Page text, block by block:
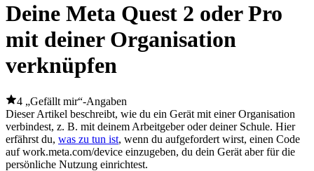
Deine Meta Quest 2 oder Pro
mit deiner Organisation
verknüpfen
4 „Gefällt mir“-Angaben
Dieser Artikel beschreibt, wie du ein Gerät mit einer Organisation
verbindest, z. B. mit deinem Arbeitgeber oder deiner Schule. Hier
erfährst du, was zu tun ist, wenn du aufgefordert wirst, einen Code
auf work.meta.com/device einzugeben, du dein Gerät aber für die
persönliche Nutzung einrichtest.